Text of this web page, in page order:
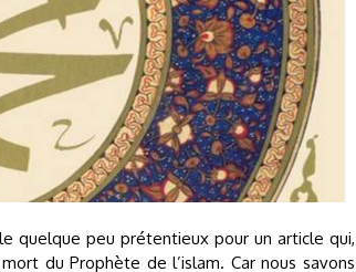
quelque peu prétentieux pour un article qui,
du Prophète de l’islam. Car nous savons